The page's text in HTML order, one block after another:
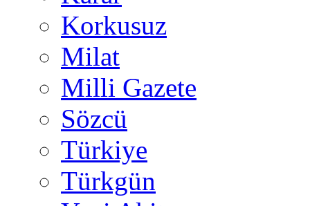
Korkusuz
Milat
Milli Gazete
Sözcü
Türkiye
Türkgün